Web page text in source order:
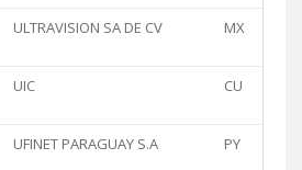
ULTRAVISION SA DE CV MX
UIC CU
UFINET PARAGUAY S.A PY